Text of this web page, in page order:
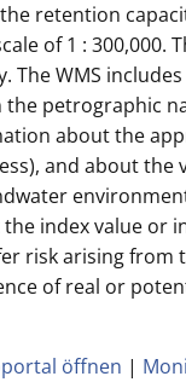
retention
of 1 : 300,000.
The WMS
petrographic
about the
and about the
index value or
risk arising from
of real or
öffnen |